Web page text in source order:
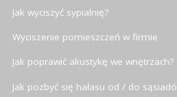
Jak wyciszyć sypialnię?
Wyciszenie pomieszczeń w firmie
Jak poprawić akustykę we wnętrzach?
Jak pozbyć się hałasu od / do